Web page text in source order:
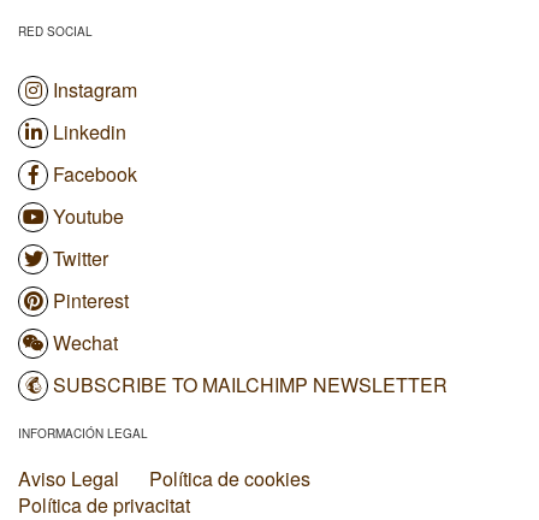
RED SOCIAL
Instagram
Linkedin
Facebook
Youtube
Twitter
Pinterest
Wechat
SUBSCRIBE TO MAILCHIMP NEWSLETTER
INFORMACIÓN LEGAL
Aviso Legal
Política de cookies
Política de privacitat